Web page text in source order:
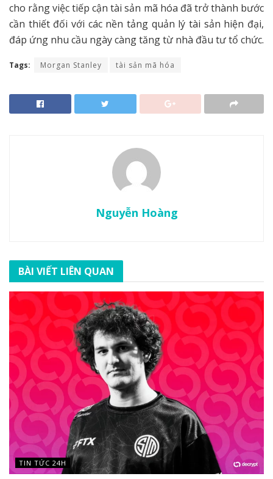
cho rằng việc tiếp cận tài sản mã hóa đã trở thành bước
cần thiết đối với các nền tảng quản lý tài sản hiện đại,
đáp ứng nhu cầu ngày càng tăng từ nhà đầu tư tổ chức.
Tags: Morgan Stanley tài sản mã hóa
Nguyễn Hoàng
BÀI VIẾT LIÊN QUAN
TIN TỨC 24H